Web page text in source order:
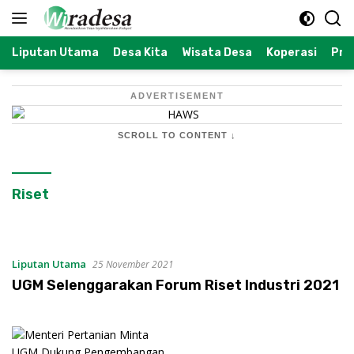
Langsung
Liputan Utama Desa Kita Wisata Desa Koperasi
ADVERTISEMENT
SCROLL TO CONTENT ↓
Riset
Liputan Utama 25 November 2021
UGM Selenggarakan Forum Riset Industri 2021